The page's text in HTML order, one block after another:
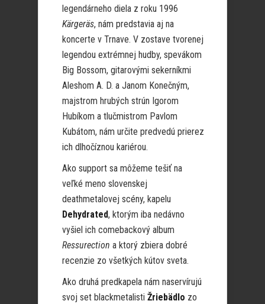
legendárneho diela z roku 1996
Kärgeräs, nám predstavia aj na
koncerte v Trnave. V zostave tvorenej
legendou extrémnej hudby, spevákom
Big Bossom, gitarovými sekerníkmi
Aleshom A. D. a Janom Konečným,
majstrom hrubých strún Igorom
Hubíkom a tlučmistrom Pavlom
Kubátom, nám určite predvedú prierez
ich dlhočíznou kariérou.
Ako support sa môžeme tešiť na
veľké meno slovenskej
deathmetalovej scény, kapelu
Dehydrated, ktorým iba nedávno
vyšiel ich comebackový album
Ressurection a ktorý zbiera dobré
recenzie zo všetkých kútov sveta.
Ako druhá predkapela nám naservírujú
svoj set blackmetalisti Žriebädlo zo